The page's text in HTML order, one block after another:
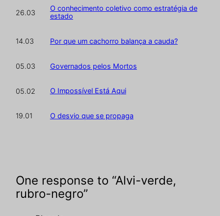
26.03
O conhecimento coletivo como estratégia de
estado
14.03 Por que um cachorro balança a cauda?
05.03 Governados pelos Mortos
05.02 O Impossível Está Aqui
19.01 O desvio que se propaga
One response to “Alvi-verde,
rubro-negro”